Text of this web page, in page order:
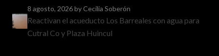
8 agosto, 2026by Cecilia Soberón
Reactivan el acueducto Los Barreales con agua para
Cutral Co y Plaza Huincul